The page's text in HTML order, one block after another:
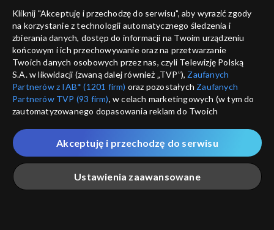
Dziennik filozofa
Moralność świata
Dziennik filozofa
Źródła wiedzy
Dziennik filozofa
Kultury
Kliknij "Akceptuję i przechodzę do serwisu", aby wyrazić zgody
na korzystanie z technologii automatycznego śledzenia i
zbierania danych, dostęp do informacji na Twoim urządzeniu
końcowym i ich przechowywanie oraz na przetwarzanie
Twoich danych osobowych przez nas, czyli Telewizję Polską
S.A. w likwidacji (zwaną dalej również „TVP”), Zaufanych
Partnerów z IAB* (1201 firm) oraz pozostałych Zaufanych
Partnerów TVP (93 firm), w celach marketingowych (w tym do
zautomatyzowanego dopasowania reklam do Twoich
które wskazujemy poniżej, a także zgody na udostępnianie
przez nas identyfikatora PPID do Google.
Twoje dane osobowe zbierane podczas odwiedzania przez
Ciebie naszych
poszczególnych serwisówzwanych dalej
„Portalem”, w tym informacje zapisywane za pomocą
Ustawienia zaawansowane
Akceptuję i przechodzę do serwisu